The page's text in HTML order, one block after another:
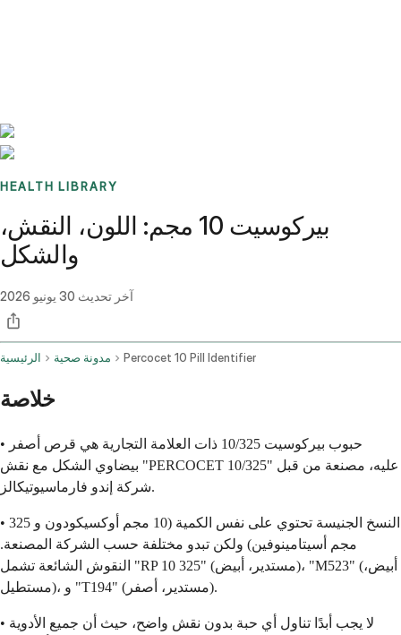
HEALTH LIBRARY
بيركوسيت 10 مجم: اللون، النقش،
والشكل
آخر تحديث 30 يونيو 2026
الرئيسية مدونة صحية Percocet 10 Pill Identifier
خلاصة
• حبوب بيركوسيت 10/325 ذات العلامة التجارية هي قرص أصفر
بيضاوي الشكل مع نقش "PERCOCET 10/325" عليه، مصنعة من قبل
شركة إندو فارماسيوتيكالز.
• النسخ الجنيسة تحتوي على نفس الكمية (10 مجم أوكسيكودون و 325
مجم أسيتامينوفين) ولكن تبدو مختلفة حسب الشركة المصنعة.
النقوش الشائعة تشمل "RP 10 325" (مستدير، أبيض)، "M523" (أبيض،
مستطيل)، و "T194" (مستدير، أصفر).
• لا يجب أبدًا تناول أي حبة بدون نقش واضح، حيث أن جميع الأدوية